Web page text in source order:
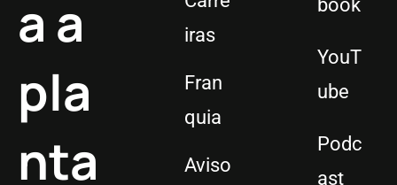
a a
pla
nta
iras
Fran
quia
Aviso
book
YouT
ube
Podc
ast